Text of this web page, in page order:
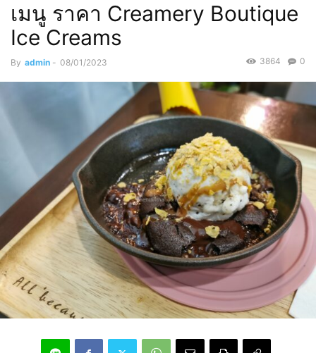
เมนู ราคา Creamery Boutique
Ice Creams
By admin - 08/01/2023 0
3864